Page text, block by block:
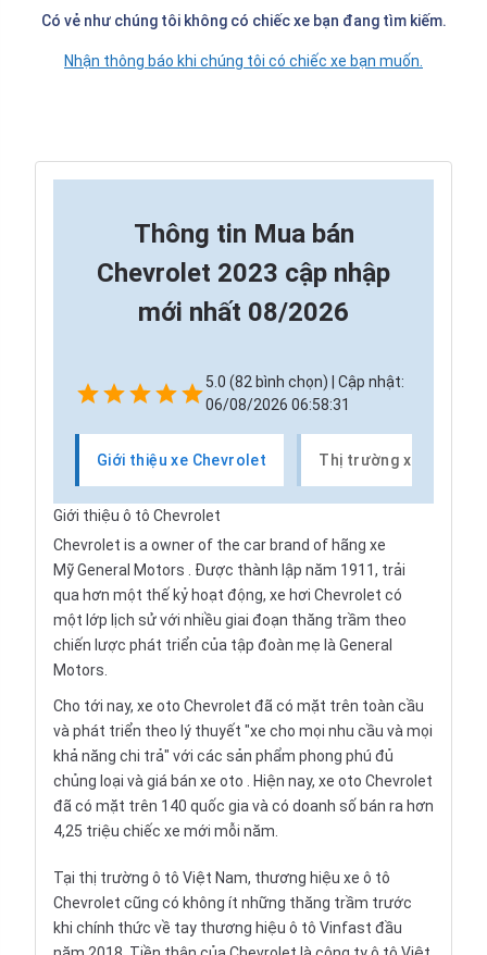
Có vẻ như chúng tôi không có chiếc xe bạn đang tìm kiếm.
Nhận thông báo khi chúng tôi có chiếc xe bạn muốn.
Thông tin Mua bán
Chevrolet 2023 cập nhập
mới nhất 08/2026
5.0 (82 bình chọn) | Cập nhật:
06/08/2026 06:58:31
Giới thiệu xe Chevrolet Thị trường xe
Giới thiệu ô tô Chevrolet
Chevrolet is a owner of the car brand of hãng xe
MỹGeneral Motors . Được thành lập năm 1911, trải
qua hơn một thế kỷ hoạt động, xe hơi Chevrolet có
một lớp lịch sử với nhiều giai đoạn thăng trầm theo
chiến lược phát triển của tập đoàn mẹ là General
Motors.
Cho tới nay, xe oto Chevrolet đã có mặt trên toàn cầu
và phát triển theo lý thuyết "xe cho mọi nhu cầu và mọi
khả năng chi trả" với các sản phẩm phong phú đủ
chủng loại vàgiá bán xe oto . Hiện nay, xe oto Chevrolet
đã có mặt trên 140 quốc gia và có doanh số bán ra hơn
4,25 triệu chiếc xe mới mỗi năm.
Tại thị trường ô tô Việt Nam, thương hiệu xe ô tô
Chevrolet cũng có không ít những thăng trầm trước
khi chính thức về tay thương hiệu ô tô Vinfast đầu